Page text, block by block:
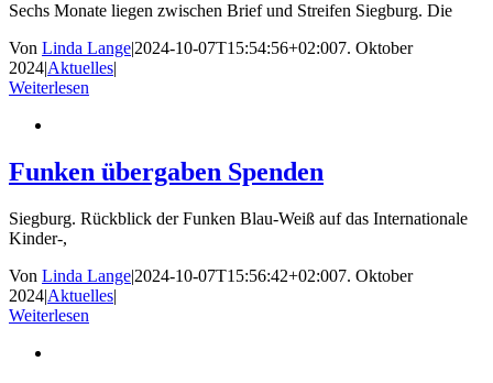
Sechs Monate liegen zwischen Brief und Streifen Siegburg. Die
Von Linda Lange|2024-10-07T15:54:56+02:007. Oktober
2024|Aktuelles|
Weiterlesen
Funken übergaben Spenden
Siegburg. Rückblick der Funken Blau-Weiß auf das Internationale
Kinder-,
Von Linda Lange|2024-10-07T15:56:42+02:007. Oktober
2024|Aktuelles|
Weiterlesen